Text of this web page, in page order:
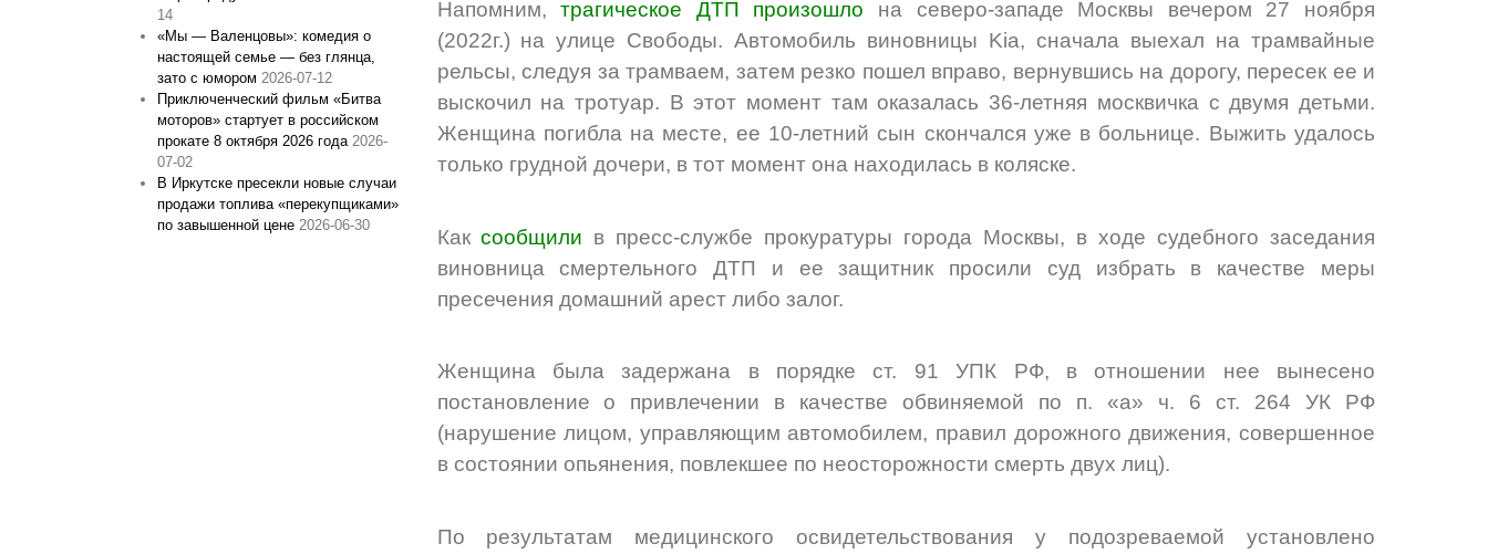
14
«Мы — Валенцовы»: комедия о
настоящей семье — без глянца,
зато с юмором 2026-07-12
Приключенческий фильм «Битва
моторов» стартует в российском
прокате 8 октября 2026 года 2026-
07-02
В Иркутске пресекли новые случаи
продажи топлива «перекупщиками»
по завышенной цене 2026-06-30
Напомним,трагическое ДТП произошло на северо-западе Москвы вечером 27 ноября
(2022г.) на улице Свободы. Автомобиль виновницы Kia, сначала выехал на трамвайные
рельсы, следуя за трамваем, затем резко пошел вправо, вернувшись на дорогу, пересек ее и
выскочил на тротуар. В этот момент там оказалась 36-летняя москвичка с двумя детьми.
Женщина погибла на месте, ее 10-летний сын скончался уже в больнице. Выжить удалось
только грудной дочери, в тот момент она находилась в коляске.
Каксообщили в пресс-службе прокуратуры города Москвы, в ходе судебного заседания
виновница смертельного ДТП и ее защитник просили суд избрать в качестве меры
пресечения домашний арест либо залог.
Женщина была задержана в порядке ст. 91 УПК РФ, в отношении нее вынесено
постановление о привлечении в качестве обвиняемой по п. «а» ч. 6 ст. 264 УК РФ
(нарушение лицом, управляющим автомобилем, правил дорожного движения, совершенное
в состоянии опьянения, повлекшее по неосторожности смерть двух лиц).
По результатам медицинского освидетельствования у подозреваемой установлено